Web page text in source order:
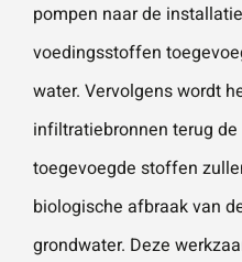
pompen naar de
voedingsstoffen
water. Vervolgens wordt
infiltratiebronnen terug
toegevoegde stoffen
biologische afbraak van
grondwater. Deze